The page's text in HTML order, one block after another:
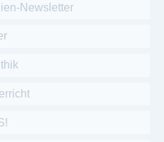
Newsletter